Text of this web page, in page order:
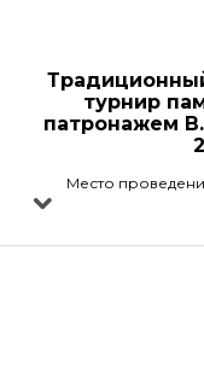
турнир
патронажем
Место